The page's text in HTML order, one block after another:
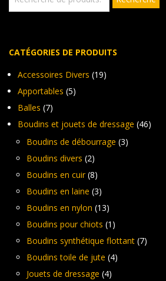
pour :
CATÉGORIES DE PRODUITS
Accessoires Divers (19)
Apportables (5)
Balles (7)
Boudins et jouets de dressage (46)
Boudins de débourrage (3)
Boudins divers (2)
Boudins en cuir (8)
Boudins en laine (3)
Boudins en nylon (13)
Boudins pour chiots (1)
Boudins synthétique flottant (7)
Boudins toile de jute (4)
Jouets de dressage (4)